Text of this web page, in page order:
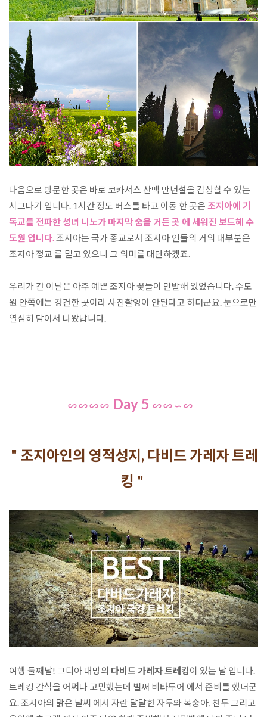
다음으로 방문한 곳은 바로 코카서스 산맥 만년설을 감상할 수 있는
시그나기 입니다. 1시간 정도 버스를 타고 이동 한 곳은 조지아에 기
독교를 전파한 성녀 니노가 마지막 숨을 거든 곳 에 세워진 보드헤 수
도원 입니다. 조지아는 국가 종교로서 조지아 인들의 거의 대부분은
조지아 정교 를 믿고 있으니 그 의미를 대단하겠죠.
우리가 간 이날은 아주 예쁜 조지아 꽃들이 만발해 있었습니다. 수도
원 안쪽에는 경건한 곳이라 사진촬영이 안된다고 하더군요. 눈으로만
∽ ∽ ∽ ∽ Day 5 ∽ ∽ ∽ ∽
" 조지아인의 영적성지, 다비드 가레자 트레
킹 "
여행 둘째날! 그디아 대망의 다비드 가레자 트레킹이 있는 날 입니다.
트레킹 간식을 어쩌나 고민했는데 벌써 비타투어 에서 준비를 했더군
요. 조지아의 맑은 날씨 에서 자란 달달한 자두와 복숭아, 천두 그리고